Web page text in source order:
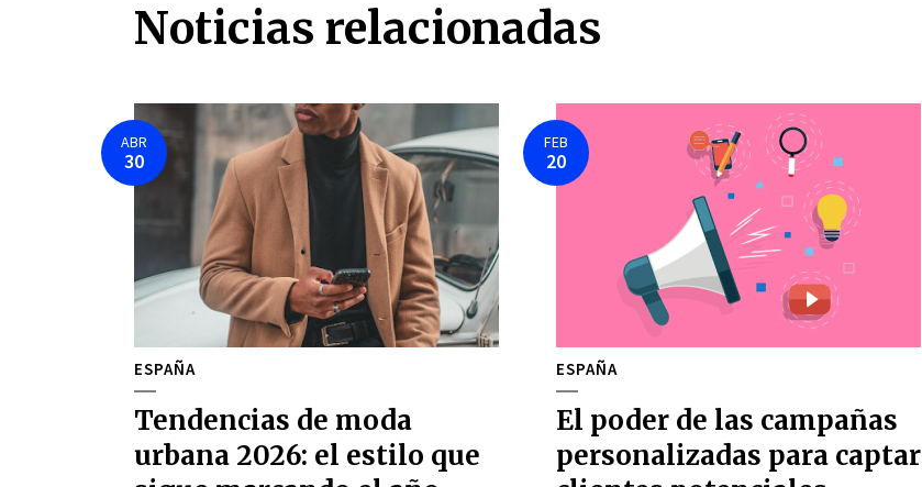
Noticias relacionadas
ABR
30
ESPAÑA
Tendencias de moda
urbana 2026: el estilo que
FEB
20
ESPAÑA
El poder de las campañas
personalizadas para captar